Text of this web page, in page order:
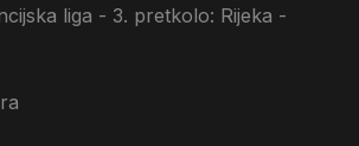
liga - 3. pretkolo: Rijeka -